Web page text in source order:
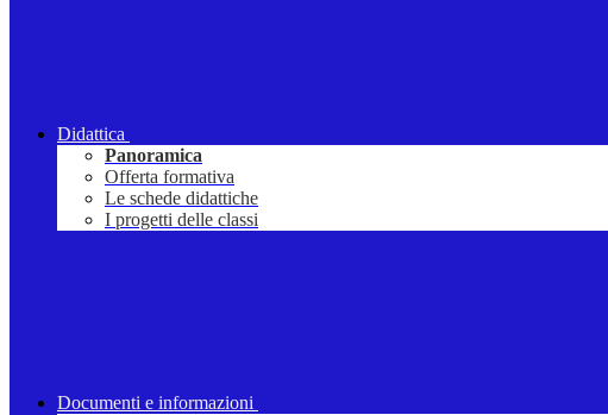
Didattica
Panoramica
Offerta formativa
Le schede didattiche
I progetti delle classi
Documenti e informazioni